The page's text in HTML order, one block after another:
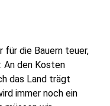
für die Bauern teuer,
An den Kosten
das Land trägt
immer noch ein